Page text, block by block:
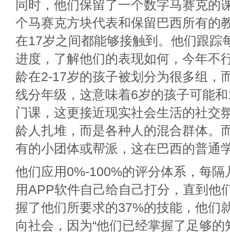
同时，他们保留了一个数字马赛克
个马赛克方块代表和保留巴西所有的
在17岁之间都能够接触到。他们跟踪
进度，了解他们的表现如何，今年不
龄在2-17岁的孩子被划分为很多组，
线分年级，这意味着6岁的孩子可能
门课，这更接近现实社会生活的社
龄人扎堆，而是各种人的混合群体。
有的小团体或帮派，这在巴西的普通
他们应用0%-100%的评分体系，每隔
用APP软件自己给自己打分，直到他
握了他们所要求的37%的技能，他们
向社会，因为“他们已经掌握了足够的